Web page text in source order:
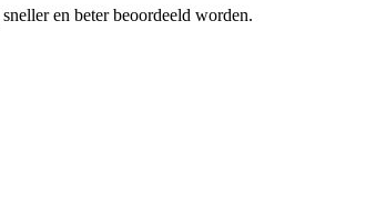
sneller en beter beoordeeld worden.